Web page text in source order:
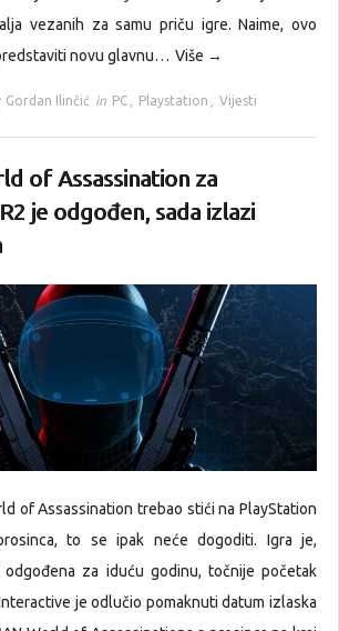
vezanih za samu priču igre. Naime, ovo
novu glavnu… Više →
Gordan Ilinčić in PC , Playstation , Vijesti
of Assassination za
je odgođen, sada izlazi
of Assassination trebao stići na PlayStation
to se ipak neće dogoditi. Igra je,
odgođena za iduću godinu, točnije početak
je odlučio pomaknuti datum izlaska